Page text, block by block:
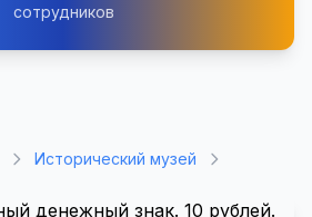
сотрудников
Исторический музей